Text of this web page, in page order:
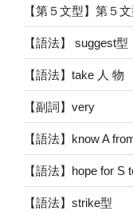
【第５文型】第５
【語法】 suggest型
【語法】take 人 物
【副詞】very
【語法】know A
【語法】hope for S
【語法】strike型